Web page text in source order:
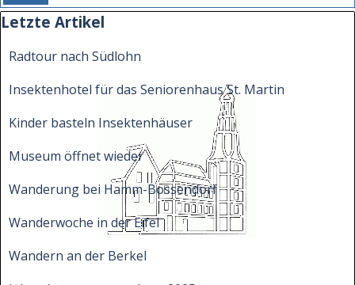
Block überspringen Letzte Artikel
Letzte Artikel
Radtour nach Südlohn
Insektenhotel für das Seniorenhaus St. Martin
Kinder basteln Insektenhäuser
Museum öffnet wieder
Wanderung bei Hamm-Bossendorf
Wanderwoche in der Eifel
Wandern an der Berkel